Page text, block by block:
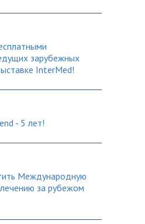
зарубежных
InterMed!
- 5 лет!
Международную
лечению за рубежом